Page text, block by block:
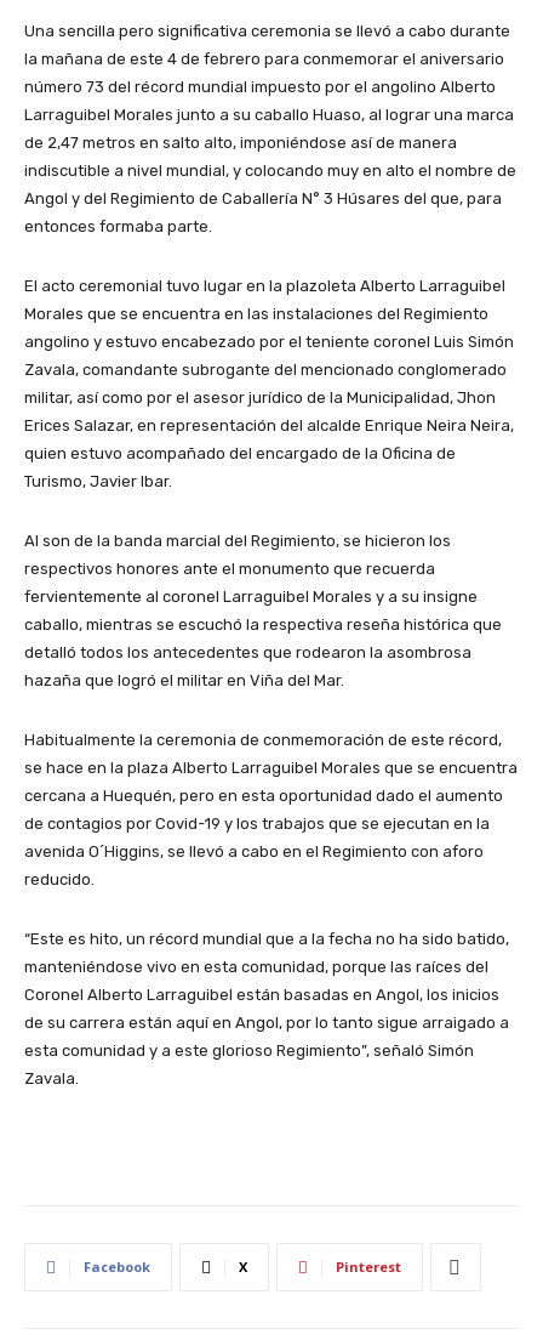
Una sencilla pero significativa ceremonia se llevó a cabo durante
la mañana de este 4 de febrero para conmemorar el aniversario
número 73 del récord mundial impuesto por el angolino Alberto
Larraguibel Morales junto a su caballo Huaso, al lograr una marca
de 2,47 metros en salto alto, imponiéndose así de manera
indiscutible a nivel mundial, y colocando muy en alto el nombre de
Angol y del Regimiento de Caballería N° 3 Húsares del que, para
entonces formaba parte.
El acto ceremonial tuvo lugar en la plazoleta Alberto Larraguibel
Morales que se encuentra en las instalaciones del Regimiento
angolino y estuvo encabezado por el teniente coronel Luis Simón
Zavala, comandante subrogante del mencionado conglomerado
militar, así como por el asesor jurídico de la Municipalidad, Jhon
Erices Salazar, en representación del alcalde Enrique Neira Neira,
quien estuvo acompañado del encargado de la Oficina de
Turismo, Javier Ibar.
Al son de la banda marcial del Regimiento, se hicieron los
respectivos honores ante el monumento que recuerda
fervientemente al coronel Larraguibel Morales y a su insigne
caballo, mientras se escuchó la respectiva reseña histórica que
detalló todos los antecedentes que rodearon la asombrosa
hazaña que logró el militar en Viña del Mar.
Habitualmente la ceremonia de conmemoración de este récord,
se hace en la plaza Alberto Larraguibel Morales que se encuentra
cercana a Huequén, pero en esta oportunidad dado el aumento
de contagios por Covid-19 y los trabajos que se ejecutan en la
avenida O´Higgins, se llevó a cabo en el Regimiento con aforo
reducido.
“Este es hito, un récord mundial que a la fecha no ha sido batido,
manteniéndose vivo en esta comunidad, porque las raíces del
Coronel Alberto Larraguibel están basadas en Angol, los inicios
de su carrera están aquí en Angol, por lo tanto sigue arraigado a
esta comunidad y a este glorioso Regimiento”, señaló Simón
Zavala.
Facebook X Pinterest